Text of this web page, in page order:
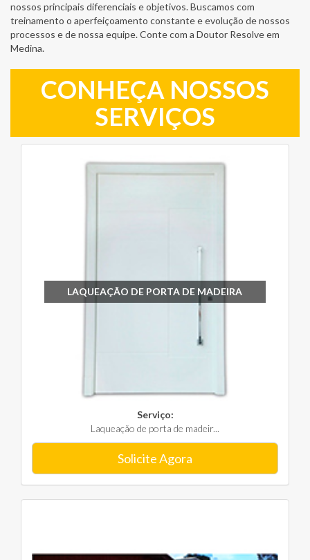
nossos principais diferenciais e objetivos. Buscamos com
treinamento o aperfeiçoamento constante e evolução de nossos
processos e de nossa equipe. Conte com a Doutor Resolve em
Medina.
CONHEÇA NOSSOS
SERVIÇOS
LAQUEAÇÃO DE PORTA DE MADEIRA
Serviço:
Laqueação de porta de madeir...
Solicite Agora